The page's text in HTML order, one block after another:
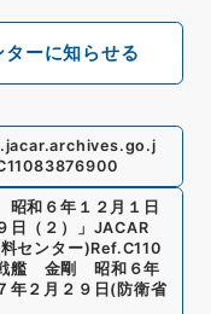
ーに知らせる
和６年１２月１日
日（２）
」 JACAR
センター)Ref.C110
艦 金剛 昭和６年
年２月２９日(防衛省